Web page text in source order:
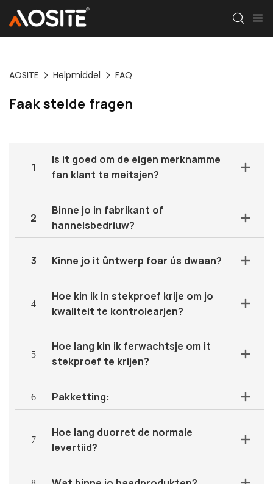
AOSITE Helpmiddel FAQ
Faak stelde fragen
1
Is it goed om de eigen merknamme
fan klant te meitsjen?
2
Binne jo in fabrikant of
hannelsbedriuw?
3 Kinne jo it ûntwerp foar ús dwaan?
4
Hoe kin ik in stekproef krije om jo
kwaliteit te kontrolearjen?
5
Hoe lang kin ik ferwachtsje om it
stekproef te krijen?
6 Pakketting:
7
Hoe lang duorret de normale
levertiid?